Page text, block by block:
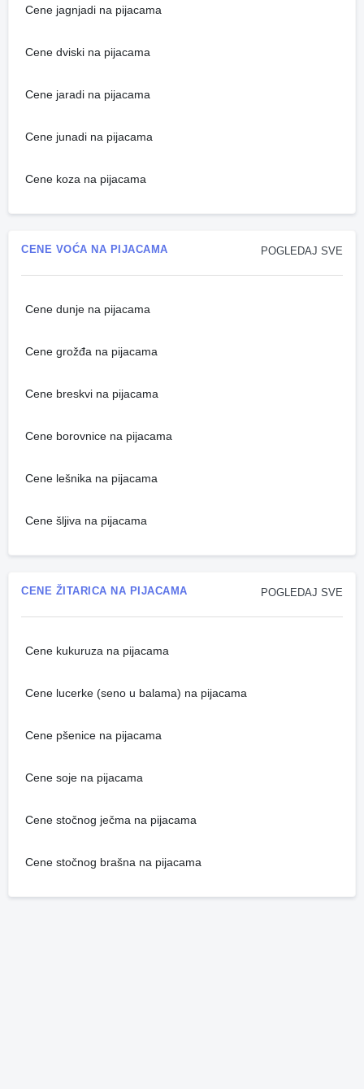
Cene jagnjadi na pijacama
Cene dviski na pijacama
Cene jaradi na pijacama
Cene junadi na pijacama
Cene koza na pijacama
POGLEDAJ SVE
CENE VOĆA NA PIJACAMA
Cene dunje na pijacama
Cene grožđa na pijacama
Cene breskvi na pijacama
Cene borovnice na pijacama
Cene lešnika na pijacama
Cene šljiva na pijacama
POGLEDAJ SVE
CENE ŽITARICA NA PIJACAMA
Cene kukuruza na pijacama
Cene lucerke (seno u balama) na pijacama
Cene pšenice na pijacama
Cene soje na pijacama
Cene stočnog ječma na pijacama
Cene stočnog brašna na pijacama